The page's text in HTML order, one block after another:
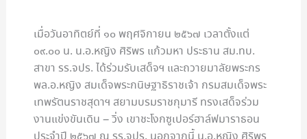
เมื่อวันอาทิตย์ที่ ๑๐ พฤศจิกายน ๒๕๖๗ เวลาตั้งแต่
๐๙.๐๐ น. น.อ.หญิง ศิริพร แก้วมหา ประธาน สม.ทบ.
สาขา รร.จปร. ได้ร่วมรับเสด็จฯ และถวายมาลัยพระกร
พล.อ.หญิง สมเด็จพระกนิษฐาธิราชเจ้า กรมสมเด็จพระ
เทพรัตนราชสุดาฯ สยามบรมราชกุมารี ทรงเสด็จร่วม
งานแข่งขันเดิน – วิ่ง เขาชะโงกซูเปอร์ฮาล์ฟมาราธอน